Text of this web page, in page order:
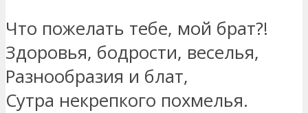
Что пожелать тебе, мой брат?!
Здоровья, бодрости, веселья,
Разнообразия и блат,
Сутра некрепкого похмелья.